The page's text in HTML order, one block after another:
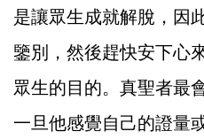
是讓眾生成就解脫，因
鑒別，然後趕快安下心
眾生的目的。真聖者最
一旦他感覺自己的證量